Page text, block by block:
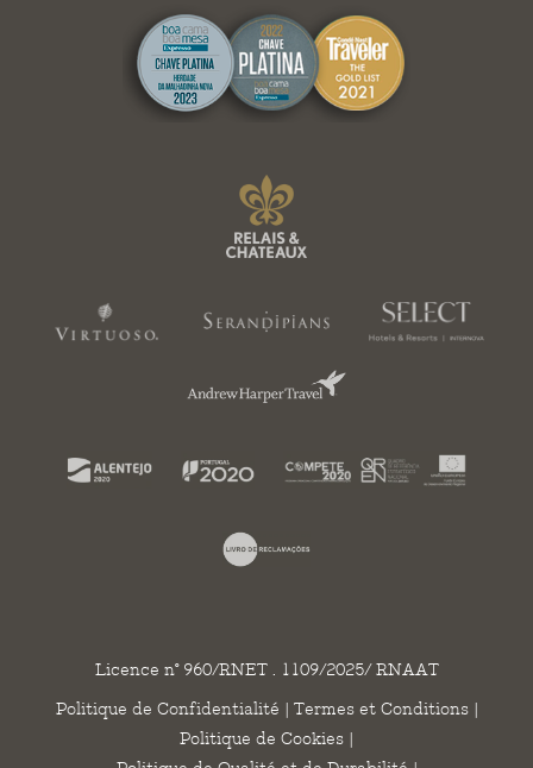
Licence n° 960/RNET . 1109/2025/ RNAAT
Politique de Confidentialité | Termes et Conditions|
Politique de Cookies |